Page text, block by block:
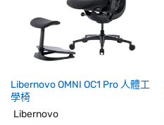
Libernovo OMNI OC1 Pro 人體工
學椅
Libernovo